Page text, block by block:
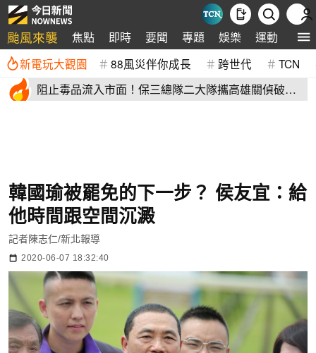
颱風來襲 焦點 即時 要聞 專題 娛樂 運動 全球
新電玩大觀園 88風災伴你成長 跨世代 TCN
阻止毒品流入市面！保三總隊二大隊攜高雄關偵破郵
韓國瑜被罷免的下一步？ 侯友宜：給
他時間跟空間沉澱
記者陳志仁/新北報導
2020-06-07 18:32:40